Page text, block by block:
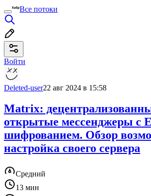
Все потоки
Войти
Deleted-user22 авг 2024 в 15:58
Matrix:
открытые мессенджеры с
шифрованием. Обзор
настройка своего сервера
Средний
13 мин